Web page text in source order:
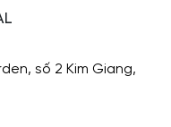
số 2 Kim Giang,